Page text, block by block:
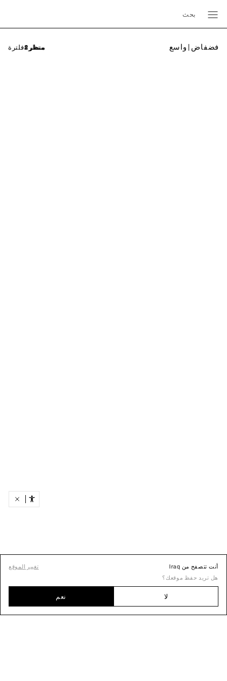
بحث
فضفاض | واسع فلترة
أنت تتصفح من Iraq
تغيير الموقع
هل تريد حفظ موقعك؟
لا نعم